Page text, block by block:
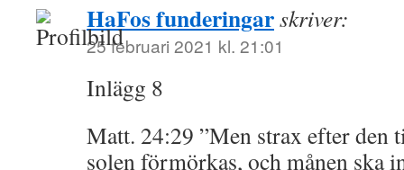
HaFos funderingarskriver:
25 februari 2021 kl. 21:01
Inlägg 8
Matt. 24:29 ”Men strax efter den
solen förmörkas, och månen ska